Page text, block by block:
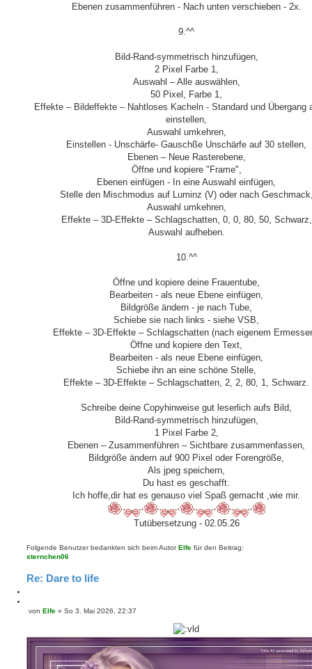
Ebenen zusammenführen - Nach unten verschieben - 2x.
9.^^
Bild-Rand-symmetrisch hinzufügen,
2 Pixel Farbe 1,
Auswahl – Alle auswählen,
50 Pixel, Farbe 1,
Effekte – Bildeffekte – Nahtloses Kacheln - Standard und Übergang
einstellen,
Auswahl umkehren,
Einstellen - Unschärfe- Gauschße Unschärfe auf 30 stellen,
Ebenen – Neue Rasterebene,
Öffne und kopiere "Frame",
Ebenen einfügen - In eine Auswahl einfügen,
Stelle den Mischmodus auf Luminz (V) oder nach
Auswahl umkehren,
Effekte – 3D-Effekte – Schlagschatten, 0, 0, 80, 50, Schwarz,
Auswahl aufheben.
10.^^
Öffne und kopiere deine Frauentube,
Bearbeiten - als neue Ebene einfügen,
Bildgröße ändern - je nach Tube,
Schiebe sie nach links - siehe VSB,
Effekte – 3D-Effekte – Schlagschatten (nach eigenem
Öffne und kopiere den Text,
Bearbeiten - als neue Ebene einfügen,
Schiebe ihn an eine schöne Stelle,
Effekte – 3D-Effekte – Schlagschatten, 2, 2, 80, 1, Schwarz.
Schreibe deine Copyhinweise gut leserlich aufs Bild,
Bild-Rand-symmetrisch hinzufügen,
1 Pixel Farbe 2,
Ebenen – Zusammenführen – Sichtbare zusammenfassen,
Bildgröße ändern auf 900 Pixel oder Forengröße,
Als jpeg speichern,
Du hast es geschafft.
Ich hoffe,dir hat es genauso viel Spaß gemacht ,wie mir.
Tutübersetzung - 02.05.26
Folgende Benutzer bedankten sich beim AutorElfe für den Beitrag:
sternchen06
Re: Dare to life
e
e
Z
i
von Elfe » So 3. Mai 2026, 22:37